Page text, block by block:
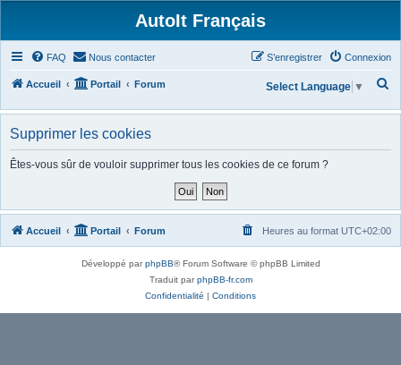
AutoIt Français
FAQ Nous contacter Connexion
S’enregistrer
Accueil Portail Forum
h
c
h
Select Language ▼
Supprimer les cookies
Êtes-vous sûr de vouloir supprimer tous les cookies de ce forum ?
Accueil Portail Forum Heures au format UTC+02:00
Développé parphpBB® Forum Software © phpBB Limited
Traduit parphpBB-fr.com
Confidentialité | Conditions